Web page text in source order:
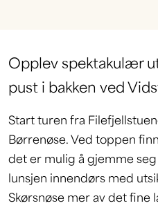
Opplev spektakulær
pust i bakken ved
Start turen fra
Børrenøse. Ved toppen
det er mulig å gjemme
lunsjen innendørs med
Skørsnøse mer av det fine